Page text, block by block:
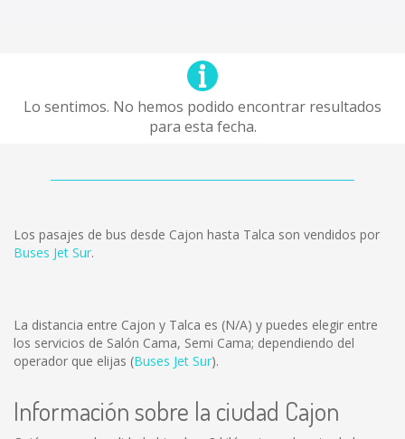
Lo sentimos. No hemos podido encontrar resultados
para esta fecha.
Los pasajes de bus desde Cajon hasta Talca son vendidos por
Buses Jet Sur.
La distancia entre Cajon y Talca es (N/A) y puedes elegir entre
los servicios de Salón Cama, Semi Cama; dependiendo del
operador que elijas (Buses Jet Sur).
Información sobre la ciudad Cajon